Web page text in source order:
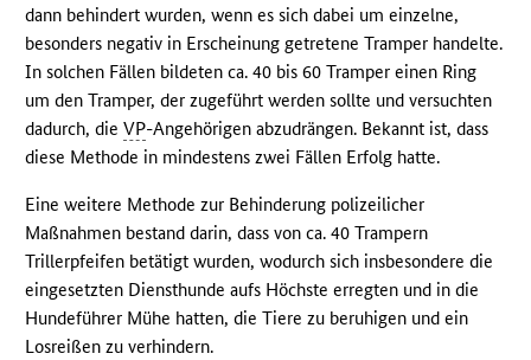
dann behindert wurden, wenn es sich dabei um einzelne,
besonders negativ in Erscheinung getretene Tramper handelte.
In solchen Fällen bildeten ca. 40 bis 60 Tramper einen Ring
um den Tramper, der zugeführt werden sollte und versuchten
dadurch, dieVP-Angehörigen abzudrängen. Bekannt ist, dass
diese Methode in mindestens zwei Fällen Erfolg hatte.
Eine weitere Methode zur Behinderung polizeilicher
Maßnahmen bestand darin, dass von ca. 40 Trampern
Trillerpfeifen betätigt wurden, wodurch sich insbesondere die
eingesetzten Diensthunde aufs Höchste erregten und in die
Hundeführer Mühe hatten, die Tiere zu beruhigen und ein
Losreißen zu verhindern.